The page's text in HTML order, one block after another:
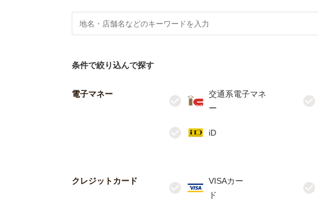
条件で絞り込んで探す
電子マネー
交通系電子マネ
iD
クレジットカード
VISAカー